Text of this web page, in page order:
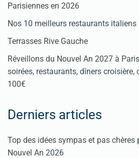
Parisiennes en 2026
Nos 10 meilleurs restaurants italiens
Terrasses Rive Gauche
Réveillons du Nouvel An 2027 à
soirées, restaurants, dîners croisière,
100€
Derniers articles
Top des idées sympas et pas chères
Nouvel An 2026